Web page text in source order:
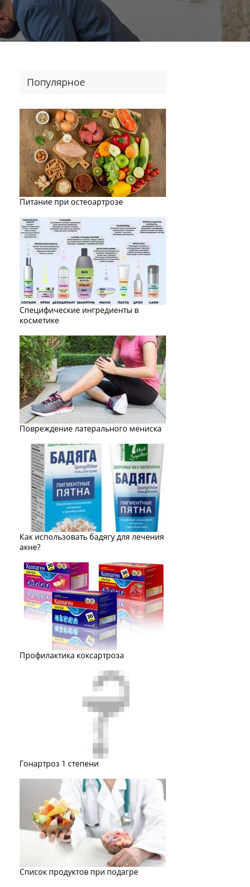
Популярное
Питание при остеоартрозе
Специфические ингредиенты в
косметике
Повреждение латерального мениска
Как использовать бадягу для лечения
акне?
Профилактика коксартроза
Гонартроз 1 степени
Список продуктов при подагре